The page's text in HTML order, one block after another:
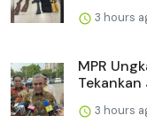
3 hours
MPR
Tekankan
3 hours